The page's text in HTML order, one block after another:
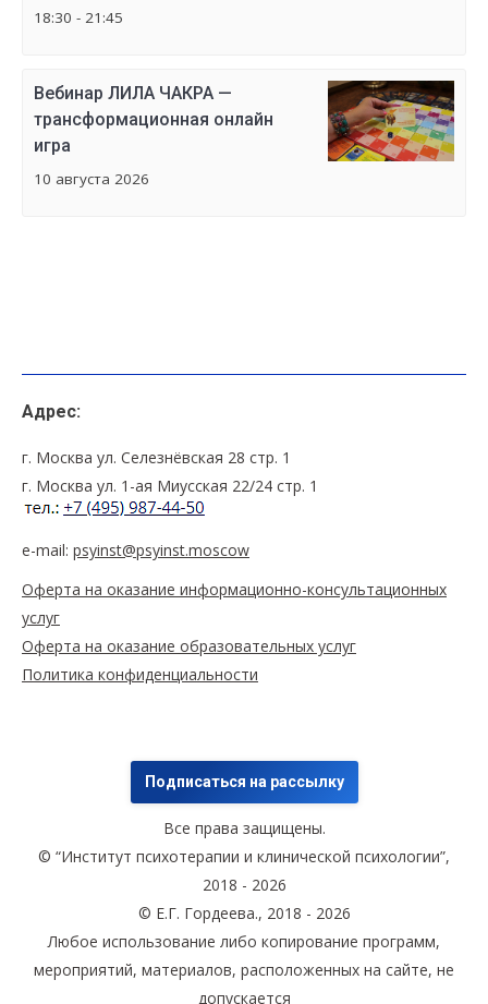
18:30 - 21:45
Вебинар ЛИЛА ЧАКРА —
трансформационная онлайн
игра
10 августа 2026
Адрес:
г. Москва ул. Селезнёвская 28 стр. 1
г. Москва ул. 1-ая Миусская 22/24 стр. 1
e-mail: psyinst@psyinst.moscow
Оферта на оказание информационно-консультационных
услуг
Оферта на оказание образовательных услуг
Политика конфиденциальности
Подписаться на рассылку
Все права защищены.
© “Институт психотерапии и клинической психологии”,
2018 - 2026
© Е.Г. Гордеева., 2018 - 2026
Любое использование либо копирование программ,
мероприятий, материалов, расположенных на сайте, не
допускается